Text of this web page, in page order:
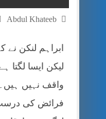
Abdul Khateeb
ابراہم لنکن
لیکن ایسا
واقف نہیں
فرائض کی درست